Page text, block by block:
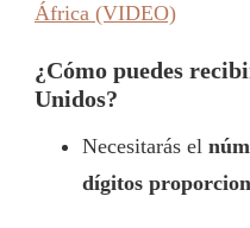
África (VIDEO)
¿Cómo puedes
Unidos?
Necesitarás el
dígitos